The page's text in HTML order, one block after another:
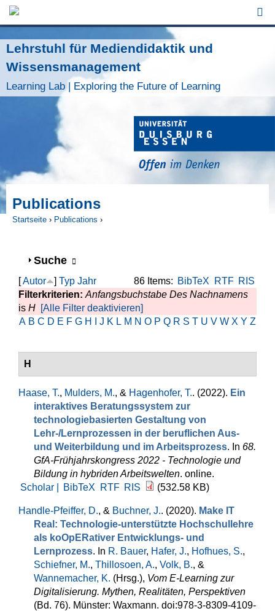
Jump to Navigation
Lehrstuhl für Mediendidaktik und
Wissensmanagement
Learning Lab | Exploring the Future of Learning
Publications
Startseite › Publications ›
Anzeigen
Suche
86 Items: BibTeX RTF RIS
[Autor ] Typ Jahr
Filterkriterien: Anfangsbuchstabe Des Nachnamens
is H [Alle Filter deaktivieren]
A B C D E F G H J K L M N O P Q R S T U V W X Y Z
H
Haase, T., Mulders, M., & Hagenhofer, T.. (2022). Ein
interaktives Beratungssystem zur
technologiebasierten Gestaltung von
Lehr-/Lernprozessen in der beruflichen Aus-
und Weiterbildung und im Arbeitsprozess. In 68.
GfA-Frühjahrskongress 2022 - Technologie und
Bildung in hybriden Arbeitswelten. online.
Scholar |
BibTeX RTF RIS (532.58 KB)
Handle-Pfeiffer, D., & Buchner, J.. (2020). Make IT
Real: Technologie-unterstützte Hochschullehre
als koOpERativer Entwicklungs- und
Lernprozess. In R. Bauer, Hafer, J., Hofhues, S.,
Schiefner, M., Thillosoen, A., Volk, B., &
Wannemacher, K. (Hrsg.), Vom E-Learning zur
Digitalisierung. Mythen, Realitäten, Perspektiven
(Bd. 76). Münster: Waxmann. doi:978-3-8309-4109-